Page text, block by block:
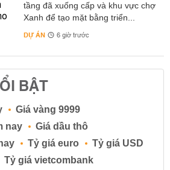
tầng đã xuống cấp và khu vực chợ
Xanh để tạo mặt bằng triển...
DỰ ÁN 6 giờ trước
BẬT
Giá vàng 9999
nay
Giá dầu thô
Tỷ giá euro
Tỷ giá USD
Tỷ giá vietcombank